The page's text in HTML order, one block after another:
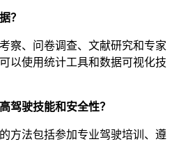
？
察、问卷调查、文献研究和专家
以使用统计工具和数据可视化技
驾驶技能和安全性？
方法包括参加专业驾驶培训、遵